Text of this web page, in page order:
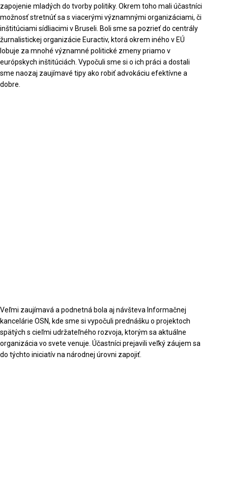
zapojenie mladých do tvorby politiky. Okrem toho mali účastníci
možnosť stretnúť sa s viacerými významnými organizáciami, či
inštitúciami sídliacimi v Bruseli. Boli sme sa pozrieť do centrály
žurnalistickej organizácie Euractiv, ktorá okrem iného v EÚ
lobuje za mnohé významné politické zmeny priamo v
európskych inštitúciách. Vypočuli sme si o ich práci a dostali
sme naozaj zaujímavé tipy ako robiť advokáciu efektívne a
dobre.
Veľmi zaujímavá a podnetná bola aj návšteva Informačnej
kancelárie OSN, kde sme si vypočuli prednášku o projektoch
spätých s cieľmi udržateľného rozvoja, ktorým sa aktuálne
organizácia vo svete venuje. Účastníci prejavili veľký záujem sa
do týchto iniciatív na národnej úrovni zapojiť.